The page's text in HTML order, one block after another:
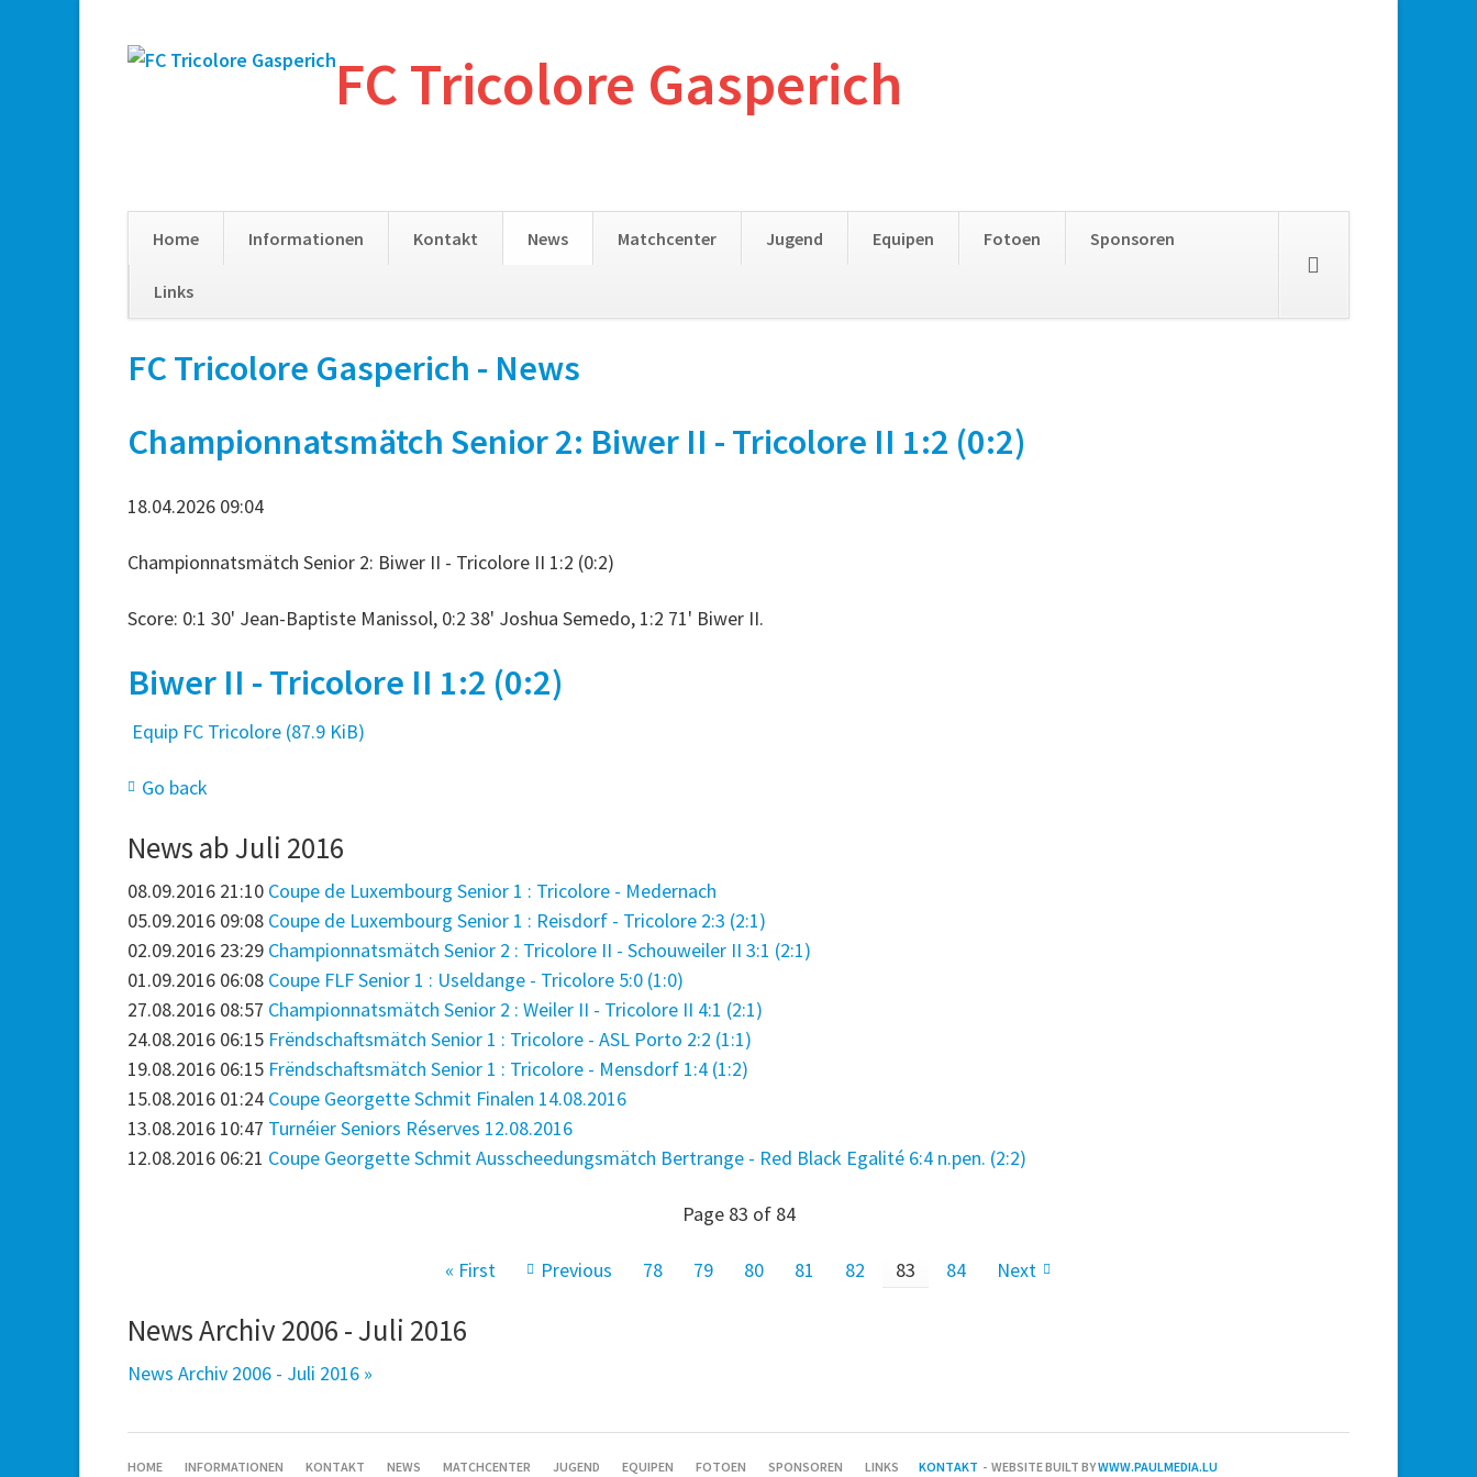
FC Tricolore Gasperich
Home Informationen Kontakt News Matchcenter Jugend Equipen Fotoen Sponsoren
Links
navigation
FC Tricolore Gasperich - News
Championnatsmätch Senior 2: Biwer II - Tricolore II 1:2 (0:2)
18.04.2026 09:04
Championnatsmätch Senior 2: Biwer II - Tricolore II 1:2 (0:2)
Score: 0:1 30' Jean-Baptiste Manissol, 0:2 38' Joshua Semedo, 1:2 71' Biwer II.
Biwer II - Tricolore II 1:2 (0:2)
Equip FC Tricolore (87.9 KiB)
Go back
News ab Juli 2016
08.09.2016 21:10 Coupe de Luxembourg Senior 1 : Tricolore - Medernach
05.09.2016 09:08 Coupe de Luxembourg Senior 1 : Reisdorf - Tricolore 2:3 (2:1)
02.09.2016 23:29 Championnatsmätch Senior 2 : Tricolore II - Schouweiler II 3:1 (2:1)
01.09.2016 06:08 Coupe FLF Senior 1 : Useldange - Tricolore 5:0 (1:0)
27.08.2016 08:57 Championnatsmätch Senior 2 : Weiler II - Tricolore II 4:1 (2:1)
24.08.2016 06:15 Frëndschaftsmätch Senior 1 : Tricolore - ASL Porto 2:2 (1:1)
19.08.2016 06:15 Frëndschaftsmätch Senior 1 : Tricolore - Mensdorf 1:4 (1:2)
15.08.2016 01:24 Coupe Georgette Schmit Finalen 14.08.2016
13.08.2016 10:47 Turnéier Seniors Réserves 12.08.2016
12.08.2016 06:21 Coupe Georgette Schmit Ausscheedungsmätch Bertrange - Red Black Egalité 6:4 n.pen. (2:2)
Page 83 of 84
« First Previous 78 79 80 81 82 83 84 Next
News Archiv 2006 - Juli 2016
News Archiv 2006 - Juli 2016 »
SKIP
HOME INFORMATIONEN KONTAKT NEWS MATCHCENTER JUGEND EQUIPEN FOTOEN SPONSOREN LINKS KONTAKT - WEBSITE BUILT BYWWW.PAULMEDIA.LU